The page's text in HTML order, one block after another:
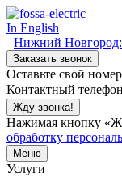
In English
Нижний Новгород:
Заказать звонок
Оставьте свой
Контактный
Жду звонка!
Нажимая кнопку
обработку
Меню
Услуги